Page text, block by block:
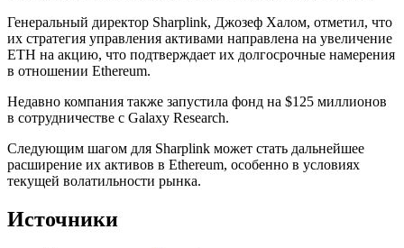
Генеральный директор Sharplink, Джозеф Халом, отметил, что
их стратегия управления активами направлена на увеличение
ETH на акцию, что подтверждает их долгосрочные намерения
в отношении Ethereum.
Недавно компания также запустила фонд на $125 миллионов
в сотрудничестве с Galaxy Research.
Следующим шагом для Sharplink может стать дальнейшее
расширение их активов в Ethereum, особенно в условиях
текущей волатильности рынка.
Источники